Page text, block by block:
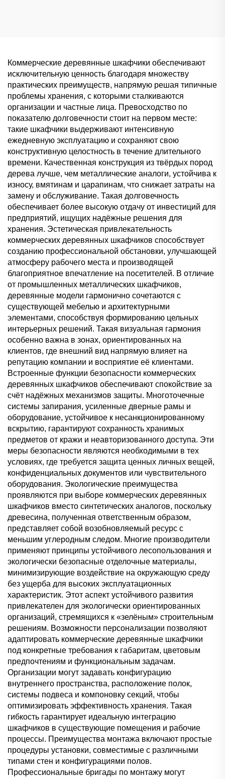
Коммерческие деревянные шкафчики обеспечивают
исключительную ценность благодаря множеству
практических преимуществ, напрямую решая типичные
проблемы хранения, с которыми сталкиваются
организации и частные лица. Превосходство по
показателю долговечности стоит на первом месте:
такие шкафчики выдерживают интенсивную
ежедневную эксплуатацию и сохраняют свою
конструктивную целостность в течение длительного
времени. Качественная конструкция из твёрдых пород
дерева лучше, чем металлические аналоги, устойчива к
износу, вмятинам и царапинам, что снижает затраты на
замену и обслуживание. Такая долговечность
обеспечивает более высокую отдачу от инвестиций для
предприятий, ищущих надёжные решения для
хранения. Эстетическая привлекательность
коммерческих деревянных шкафчиков способствует
созданию профессиональной обстановки, улучшающей
атмосферу рабочего места и производящей
благоприятное впечатление на посетителей. В отличие
от промышленных металлических шкафчиков,
деревянные модели гармонично сочетаются с
существующей мебелью и архитектурными
элементами, способствуя формированию цельных
интерьерных решений. Такая визуальная гармония
особенно важна в зонах, ориентированных на
клиентов, где внешний вид напрямую влияет на
репутацию компании и восприятие её клиентами.
Встроенные функции безопасности коммерческих
деревянных шкафчиков обеспечивают спокойствие за
счёт надёжных механизмов защиты. Многоточечные
системы запирания, усиленные дверные рамы и
оборудование, устойчивое к несанкционированному
вскрытию, гарантируют сохранность хранимых
предметов от кражи и неавторизованного доступа. Эти
меры безопасности являются необходимыми в тех
условиях, где требуется защита ценных личных вещей,
конфиденциальных документов или чувствительного
оборудования. Экологические преимущества
проявляются при выборе коммерческих деревянных
шкафчиков вместо синтетических аналогов, поскольку
древесина, полученная ответственным образом,
представляет собой возобновляемый ресурс с
меньшим углеродным следом. Многие производители
применяют принципы устойчивого лесопользования и
экологически безопасные отделочные материалы,
минимизирующие воздействие на окружающую среду
без ущерба для высоких эксплуатационных
характеристик. Этот аспект устойчивого развития
привлекателен для экологически ориентированных
организаций, стремящихся к «зелёным» строительным
решениям. Возможности персонализации позволяют
адаптировать коммерческие деревянные шкафчики
под конкретные требования к габаритам, цветовым
предпочтениям и функциональным задачам.
Организации могут задавать конфигурацию
внутреннего пространства, расположение полок,
системы подвеса и компоновку секций, чтобы
оптимизировать эффективность хранения. Такая
гибкость гарантирует идеальную интеграцию
шкафчиков в существующие помещения и рабочие
процессы. Преимущества монтажа включают простые
процедуры установки, совместимые с различными
типами стен и конфигурациями полов.
Профессиональные бригады по монтажу могут